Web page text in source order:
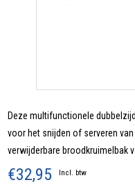
Deze multifunctionele
voor het snijden of serveren
verwijderbare broodkruimelbak
€32,95 Incl. btw